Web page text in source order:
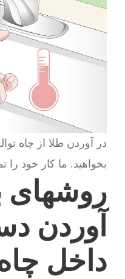
در آوردن طلا از چاه
بخواهید. ما کار خود را
روشهای
آوردن
داخل